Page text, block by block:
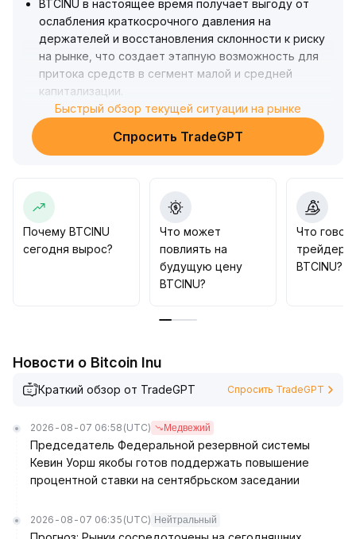
BTCINU в настоящее время получает выгоду от
ослабления краткосрочного давления на
держателей и восстановления склонности к риску
на рынке, что создает этапную возможность для
притока средств в сегмент малой и средней
капитализации
Волатильность на рынке опционов резко возросла,
что свидетельствует о повышенной вероятности
значительных краткосрочных колебаний: следует
инструментах
В среднесрочной и долгосрочной перспективе
восстановление чистого притока через основные
ETF и ожидания макроэкономического смягчения
открывают возможности для размещения активов
с высокой эластичностью.
основной цепочке биткоина, при пробое ключевых
058~$0.
062) возможен эффект «давки» ликвидности.
следовать за движением рынка с жестким
контролем стоп-уровней; среднесрочно и
долгосрочно – постепенно строить позиции с
учетом общего темпа высвобождения рыночного
Быстрый обзор текущей ситуации на рынке
Спросить TradeGPT
Почему BTCINU
сегодня вырос?
Что может
повлиять на
будущую цену
BTCINU?
Что
трейдеры
BTCINU?
Новости о Bitcoin Inu
Краткий обзор от TradeGPT Спросить TradeGPT
2026-08-07 06:58 (UTC) Медвежий
Председатель Федеральной резервной системы
Кевин Уорш якобы готов поддержать повышение
процентной ставки на сентябрьском заседании
2026-08-07 06:35 (UTC) Нейтральный